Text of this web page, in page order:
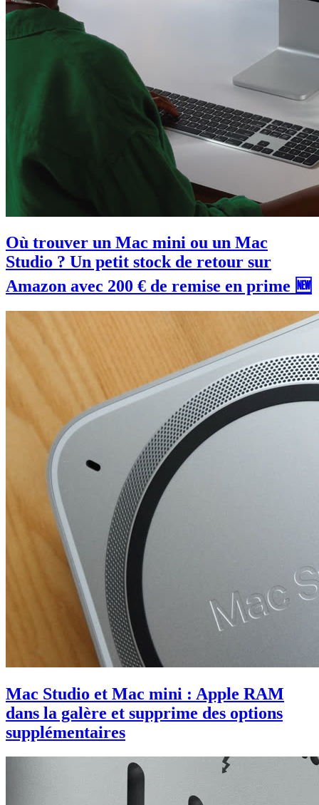
Où trouver un Mac mini ou un Mac
Studio ? Un petit stock de retour sur
Amazon avec 200 € de remise en prime 🆕
Mac Studio et Mac mini : Apple RAM
dans la galère et supprime des options
supplémentaires